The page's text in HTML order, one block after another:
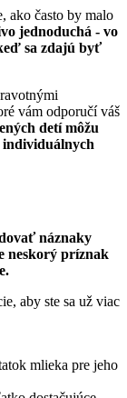
ako často by malo
jednoduchá - vo
sa zdajú byť
vám odporučí váš
detí môžu
náznaky
neskorý príznak
aby ste sa už viac
mlieka pre jeho